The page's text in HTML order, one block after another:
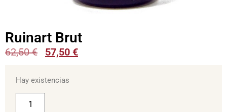
Ruinart Brut
62,50€ 57,50 €
Hay existencias